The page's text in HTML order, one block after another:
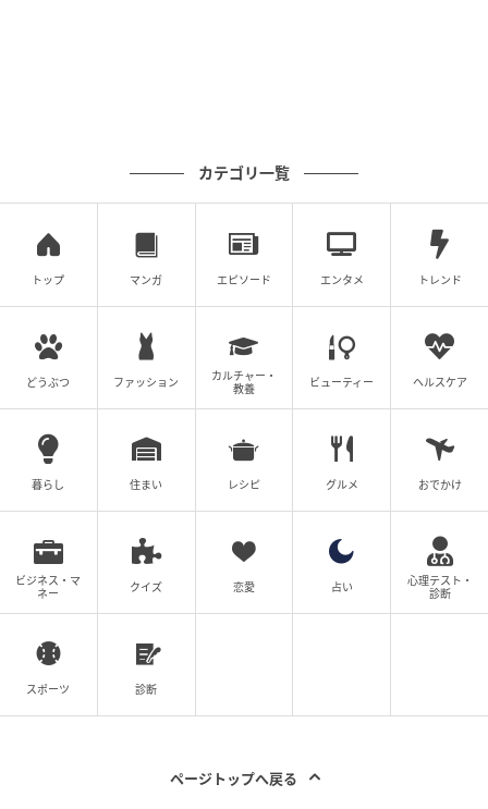
ウーマンエキサイト
「おじさんとの不倫はありえない」という言葉に反応
カテゴリ一覧
トップ マンガ エピソード エンタメ トレンド
どうぶつ ファッション
カルチャー・
教養
ビューティー ヘルスケア
暮らし 住まい レシピ グルメ おでかけ
ビジネス・マ
ネー
クイズ 恋愛 占い
心理テスト・
診断
スポーツ 診断
ページトップへ戻る